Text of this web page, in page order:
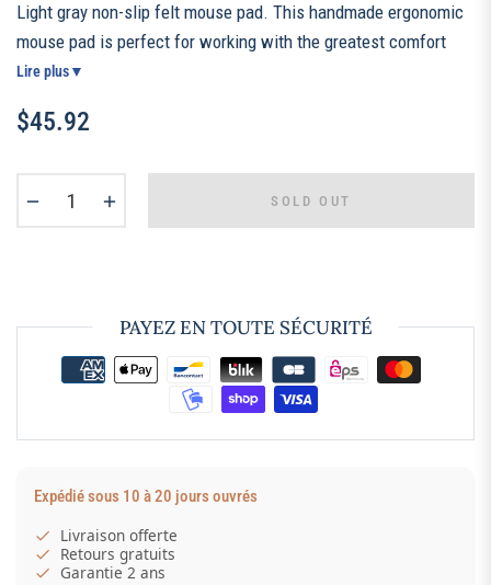
Light gray non-slip felt mouse pad. This handmade ergonomic
mouse pad is perfect for working with the greatest comfort
thanks to its soft texture. Gaming mouse pad or for work, it is
Lire plus▼
Regular
$45.92
SOLD OUT
PAYEZ EN TOUTE SÉCURITÉ
Expédié sous 10 à 20 jours ouvrés
Livraison offerte
Retours gratuits
Garantie 2 ans